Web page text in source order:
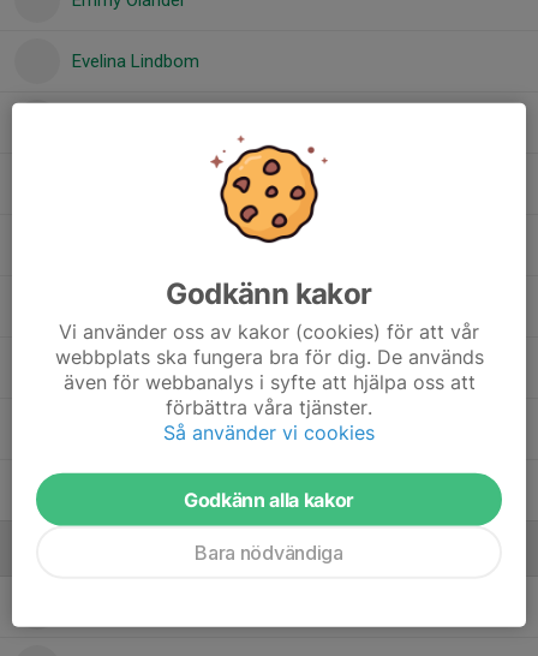
Evelina Lindbom
Nova Omnell
Ronja S Strandelin
Tova Tervahauta
Godkänn kakor
Vi använder oss av kakor (cookies) för att vår
webbplats ska fungera bra för dig. De används
även för webbanalys i syfte att hjälpa oss att
förbättra våra tjänster.
Så använder vi cookies
Godkänn alla kakor
Bara nödvändiga